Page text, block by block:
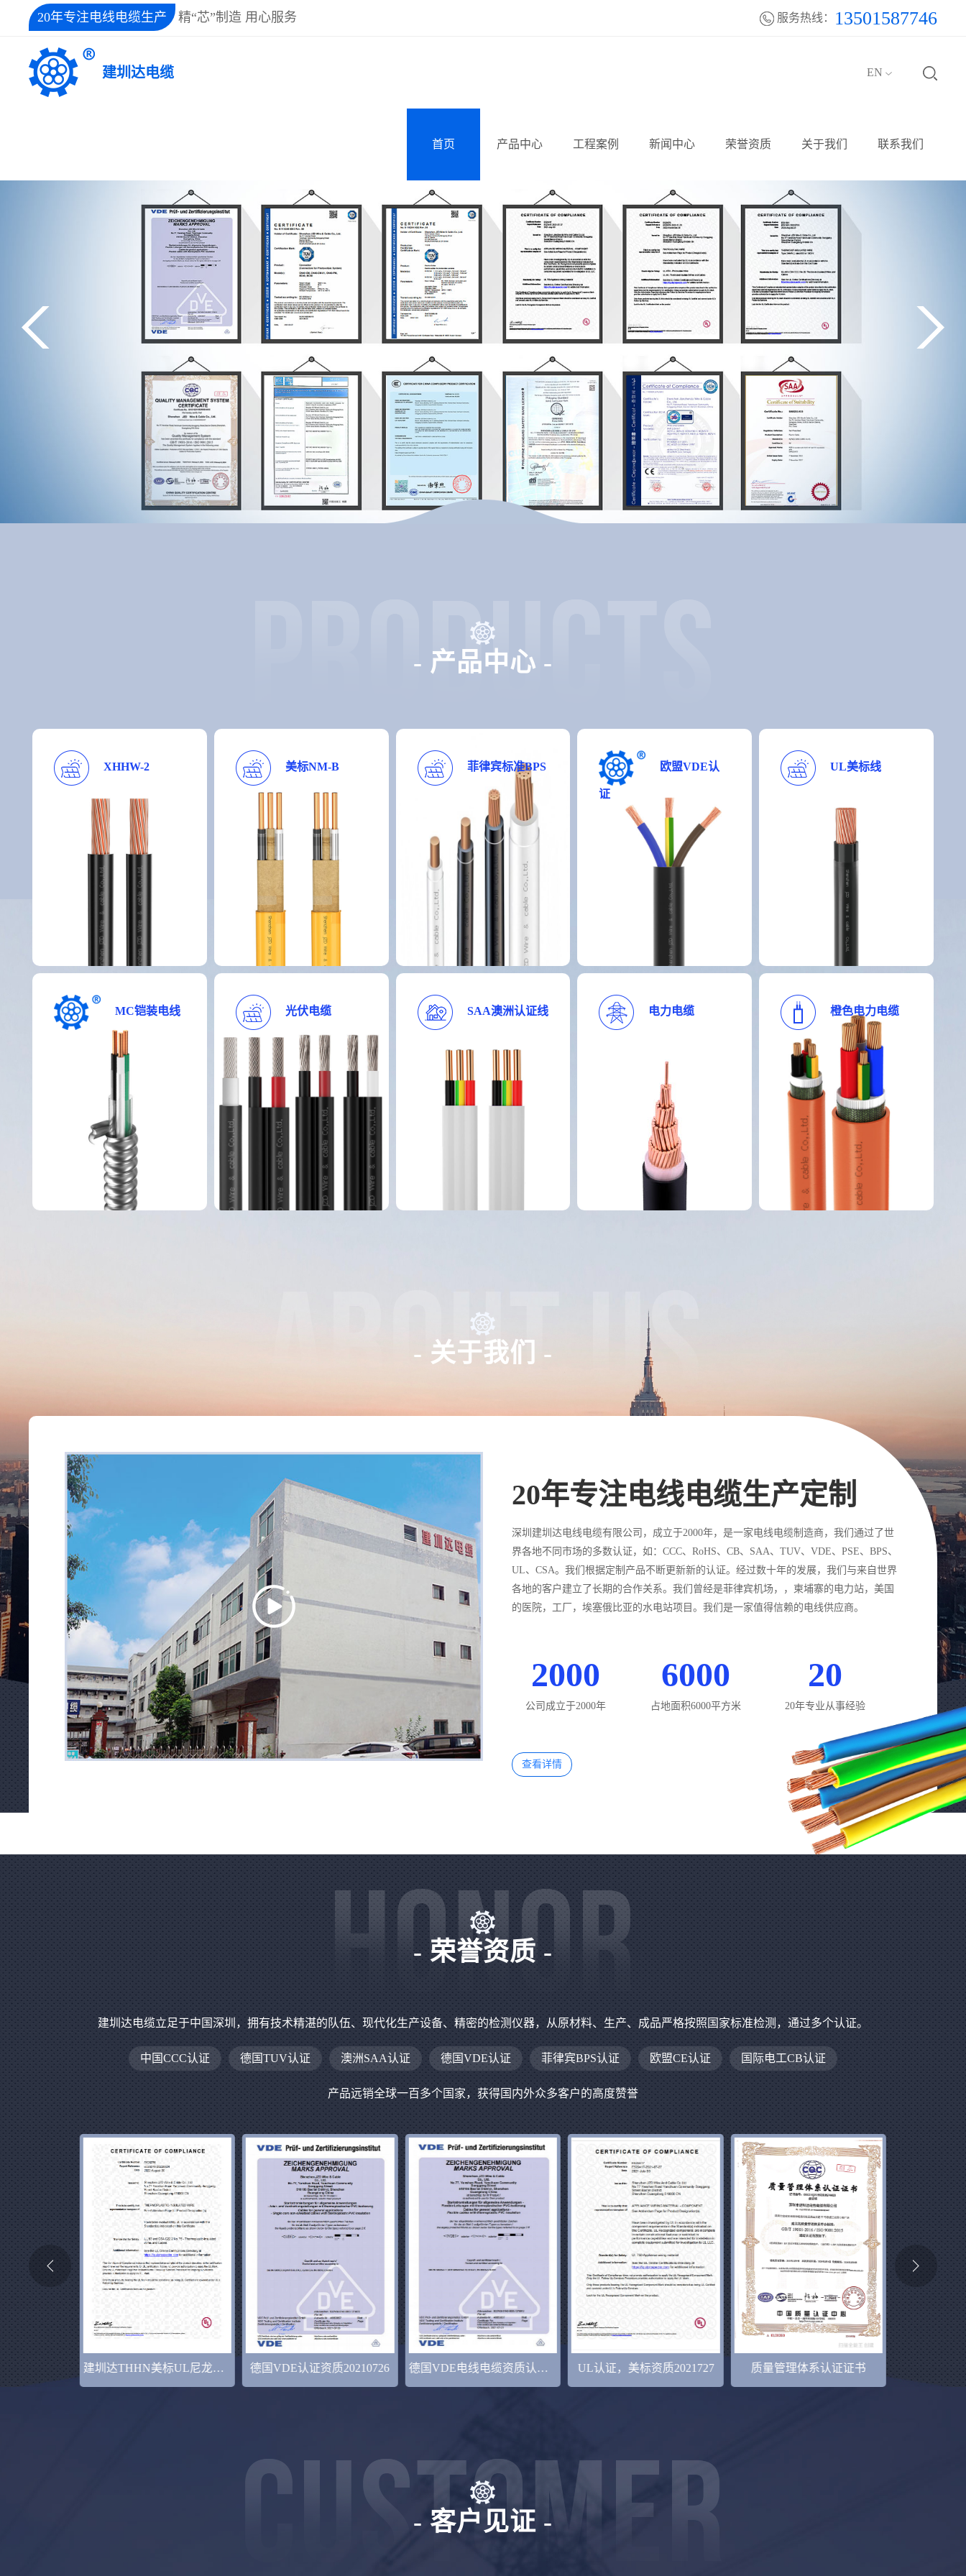
20年专注电线电缆生产 精“芯”制造 用心服务 服务热线： 13501587746
建圳达电缆 EN
首页 产品中心 工程案例 新闻中心 荣誉资质 关于我们 联系我们
- 产品中心 -
XHHW-2 美标NM-B 菲律宾标准BPS 欧盟VDE认
证
UL美标线
MC铠装电线 光伏电缆 SAA澳洲认证线 电力电缆 橙色电力电缆
- 关于我们 -
20年专注电线电缆生产定制
深圳建圳达电线电缆有限公司，成立于2000年，是一家电线电缆制造商，我们通过了世
界各地不同市场的多数认证，如：CCC、RoHS、CB、SAA、TUV、VDE、PSE、BPS、
UL、CSA。我们根据定制产品不断更新新的认证。经过数十年的发展，我们与来自世界
各地的客户建立了长期的合作关系。我们曾经是菲律宾机场，，柬埔寨的电力站，美国
的医院，工厂，埃塞俄比亚的水电站项目。我们是一家值得信赖的电线供应商。
2000
公司成立于2000年
6000
占地面积6000平方米
20
20年专业从事经验
查看详情
- 荣誉资质 -
建圳达电缆立足于中国深圳，拥有技术精湛的队伍、现代化生产设备、精密的检测仪器，从原材料、生产、成品严格按照国家标准检测，通过多个认证。
中国CCC认证 德国TUV认证 澳洲SAA认证 德国VDE认证 菲律宾BPS认证 欧盟CE认证 国际电工CB认证
产品远销全球一百多个国家，获得国内外众多客户的高度赞誉
建圳达THHN美标UL尼龙电缆证书 德国VDE认证资质20210726 德国VDE电线电缆资质认证20210721 UL认证，美标资质2021727 质量管理体系认证证书 TUV-IEC62930 TUV-
- 客户见证 -